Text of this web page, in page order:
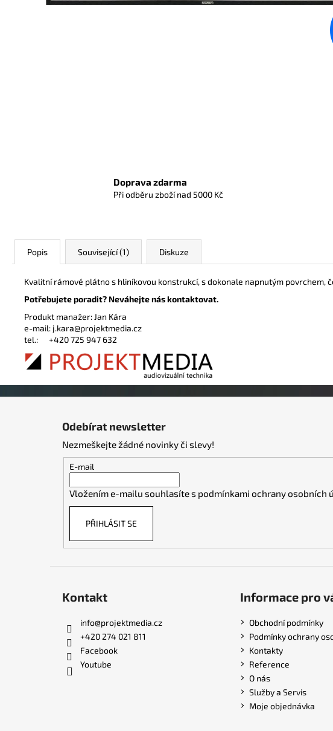
Doprava zdarma
Při odběru zboží nad 5000 Kč
Popis Související (1) Diskuze
Kvalitní rámové plátno s hliníkovou konstrukcí, s dokonale napnutým povrchem,
Potřebujete poradit? Neváhejte nás kontaktovat.
Produkt manažer: Jan Kára
e-mail: j.kara@projektmedia.cz
tel.: +420 725 947 632
Odebírat newsletter
Nezmeškejte žádné novinky či slevy!
E-mail
Vložením e-mailu souhlasíte s podmínkami ochrany osobních
PŘIHLÁSIT SE
Kontakt
info@projektmedia.cz
+420 274 021 811
Facebook
Youtube
Informace pro
Obchodní podmínky
Podmínky ochrany
Kontakty
Reference
O nás
Služby a Servis
Moje objednávka